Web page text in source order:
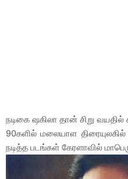
நடிகை ஷகிலா தான் சிறு வயதில்
90களில் மலையாள
நடித்த படங்கள் கேரளாவில்